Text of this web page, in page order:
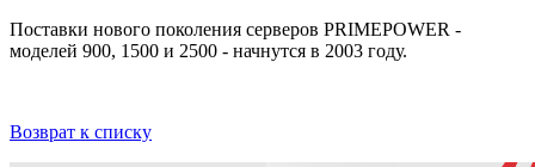
Поставки нового поколения серверов PRIMEPOWER -
моделей 900, 1500 и 2500 - начнутся в 2003 году.
Возврат к списку